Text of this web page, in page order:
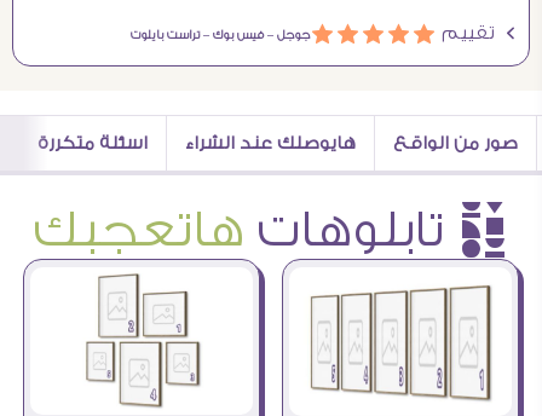
Ö تقييم áááááجوجل –فيس بوك –تراست بايلوت
صور من الواقع هايوصلك عند الشراء اسئلة متكررة
è تابلوهات هاتعجبك